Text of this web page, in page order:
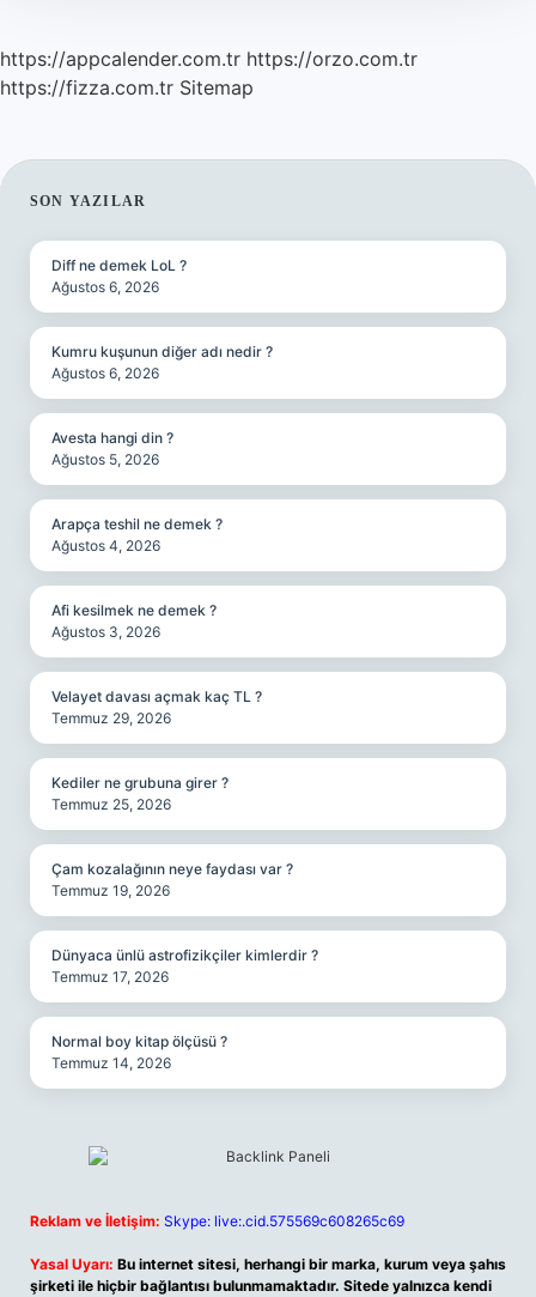
https://appcalender.com.tr https://orzo.com.tr
https://fizza.com.tr Sitemap
SIDEBAR
SON YAZILAR
Diff ne demek LoL ?
Ağustos 6, 2026
Kumru kuşunun diğer adı nedir ?
Ağustos 6, 2026
Avesta hangi din ?
Ağustos 5, 2026
Arapça teshil ne demek ?
Ağustos 4, 2026
Afi kesilmek ne demek ?
Ağustos 3, 2026
Velayet davası açmak kaç TL ?
Temmuz 29, 2026
Kediler ne grubuna girer ?
Temmuz 25, 2026
Çam kozalağının neye faydası var ?
Temmuz 19, 2026
Dünyaca ünlü astrofizikçiler kimlerdir ?
Temmuz 17, 2026
Normal boy kitap ölçüsü ?
Temmuz 14, 2026
Reklam ve İletişim: Skype: live:.cid.575569c608265c69
Yasal Uyarı: Bu internet sitesi, herhangi bir marka, kurum veya şahıs
şirketi ile hiçbir bağlantısı bulunmamaktadır. Sitede yalnızca kendi